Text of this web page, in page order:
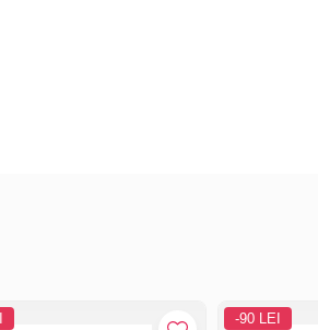
-90 LEI